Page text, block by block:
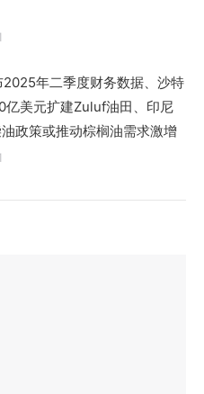
2025年二季度财务数据、沙特
亿美元扩建Zuluf油田、印尼
政策或推动棕榈油需求激增